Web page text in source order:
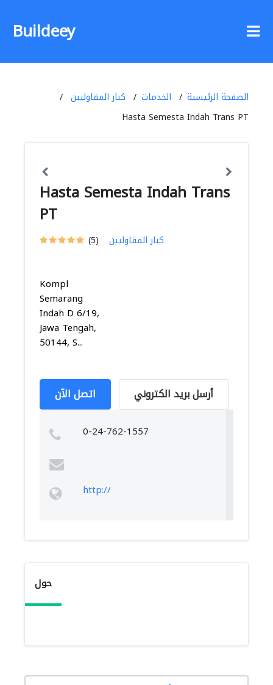
Buildeey
الصفحة الرئيسية الخدمات
كبار المقاوليين
Hasta Semesta Indah Trans PT
Hasta Semesta Indah Trans
PT
(5) كبار المقاوليين
Kompl
Semarang
Indah D 6/19,
Jawa Tengah,
50144, S...
اتصل الآن أرسل بريد الكتروني
0-24-762-1557
http://
حول